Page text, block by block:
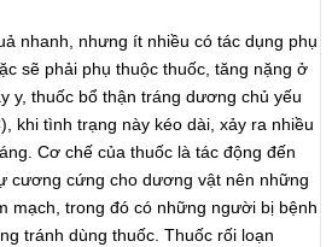
nhanh, nhưng ít nhiều có tác dụng phụ
sẽ phải phụ thuộc thuốc, tăng nặng ở
y, thuốc bổ thận tráng dương chủ yếu
khi tình trạng này kéo dài, xảy ra nhiều
Cơ chế của thuốc là tác động đến
cương cứng cho dương vật nên những
mạch, trong đó có những người bị bệnh
tránh dùng thuốc. Thuốc rối loạn